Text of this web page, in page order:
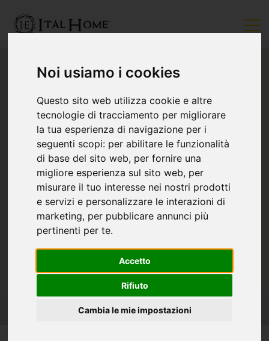
Noi usiamo i cookies
Questo sito web utilizza cookie e altre
tecnologie di tracciamento per migliorare
la tua esperienza di navigazione per i
seguenti scopi: per abilitare le funzionalità
di base del sito web, per fornire una
migliore esperienza sul sito web, per
misurare il tuo interesse nei nostri prodotti
e servizi e personalizzare le interazioni di
marketing, per pubblicare annunci più
pertinenti per te.
Accetto
Rifiuto
Cambia le mie impostazioni